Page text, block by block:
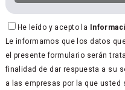
He leído y acepto la
Le informamos que los datos
el presente formulario serán
finalidad de dar respuesta a su
a las empresas por la que